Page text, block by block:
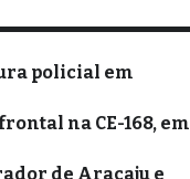
policial em
na CE-168, em
de Aracaju e